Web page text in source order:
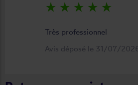
star_rate star_rate star_rate star_rate star_rate
Très professionnel
Avis déposé le 31/07/